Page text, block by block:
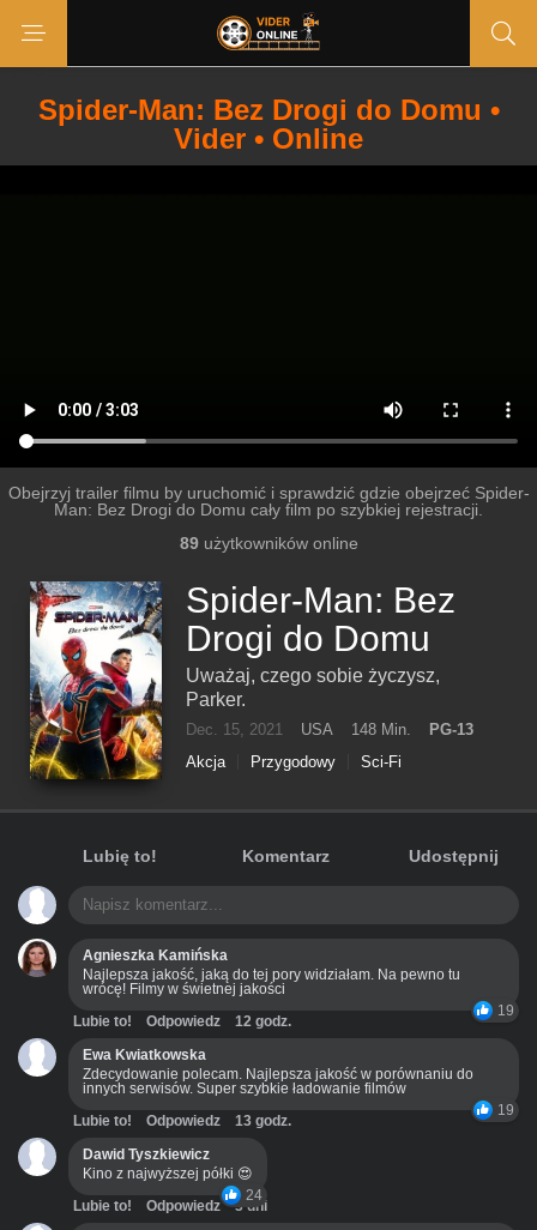
Spider-Man: Bez Drogi do Domu •
Vider • Online
Obejrzyj trailer filmu by uruchomić i sprawdzić gdzie obejrzeć Spider-
Man: Bez Drogi do Domu cały film po szybkiej rejestracji.
89użytkowników online
Spider-Man: Bez
Drogi do Domu
Uważaj, czego sobie życzysz,
Parker.
Dec. 15, 2021 USA 148 Min.
PG-13
Akcja
Przygodowy Sci-Fi
Lubię to! Komentarz Udostępnij
Agnieszka Kamińska
Najlepsza jakość, jaką do tej pory widziałam. Na pewno tu
wrócę! Filmy w świetnej jakości
19
Lubie to! Odpowiedz
12 godz.
Ewa Kwiatkowska
Zdecydowanie polecam. Najlepsza jakość w porównaniu do
innych serwisów. Super szybkie ładowanie filmów
19
Lubie to! Odpowiedz
13 godz.
Dawid Tyszkiewicz
Kino z najwyższej półki 😍
24
Lubie to! Odpowiedz
3 dni